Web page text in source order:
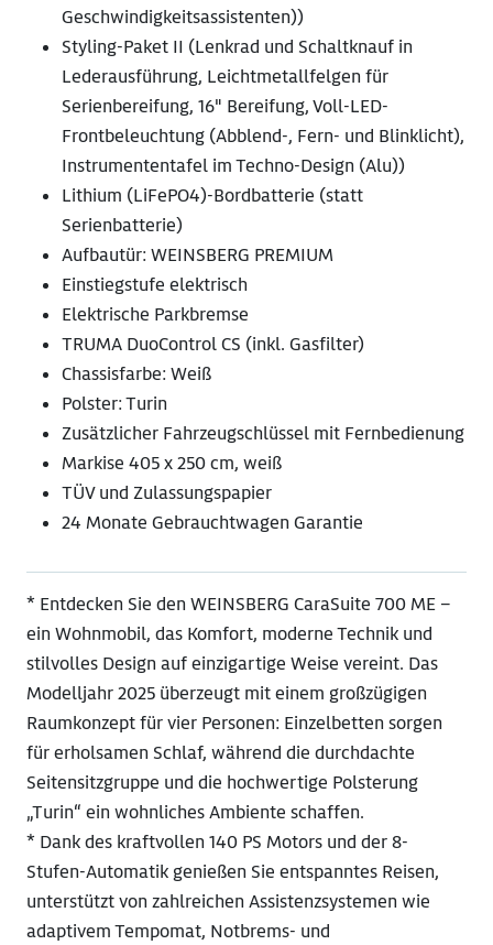
Geschwindigkeitsassistenten))
Styling-Paket II (Lenkrad und Schaltknauf in
Lederausführung, Leichtmetallfelgen für
Serienbereifung, 16" Bereifung, Voll-LED-
Frontbeleuchtung (Abblend-, Fern- und Blinklicht),
Instrumententafel im Techno-Design (Alu))
Lithium (LiFePO4)-Bordbatterie (statt
Serienbatterie)
Aufbautür: WEINSBERG PREMIUM
Einstiegstufe elektrisch
Elektrische Parkbremse
TRUMA DuoControl CS (inkl. Gasfilter)
Chassisfarbe: Weiß
Polster: Turin
Zusätzlicher Fahrzeugschlüssel mit Fernbedienung
Markise 405 x 250 cm, weiß
TÜV und Zulassungspapier
24 Monate Gebrauchtwagen Garantie
* Entdecken Sie den WEINSBERG CaraSuite 700 ME –
ein Wohnmobil, das Komfort, moderne Technik und
stilvolles Design auf einzigartige Weise vereint. Das
Modelljahr 2025 überzeugt mit einem großzügigen
Raumkonzept für vier Personen: Einzelbetten sorgen
für erholsamen Schlaf, während die durchdachte
Seitensitzgruppe und die hochwertige Polsterung
„Turin“ ein wohnliches Ambiente schaffen.
* Dank des kraftvollen 140 PS Motors und der 8-
Stufen-Automatik genießen Sie entspanntes Reisen,
unterstützt von zahlreichen Assistenzsystemen wie
adaptivem Tempomat, Notbrems- und